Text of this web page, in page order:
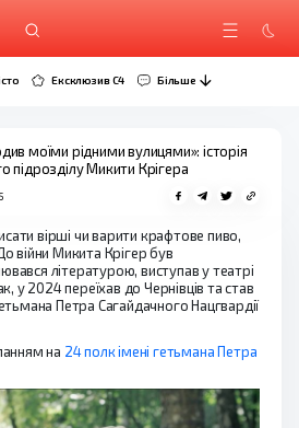
Ексклюзив C4 Більше
моїми рідними вулицями»: історія
підрозділу Микити Крігера
вірші чи варити крафтове пиво,
війни Микита Крігер був
літературою, виступав у театрі
у 2024 переїхав до Чернівців та став
Петра Сагайдачного Нацгвардії
на 24 полк імені гетьмана Петра